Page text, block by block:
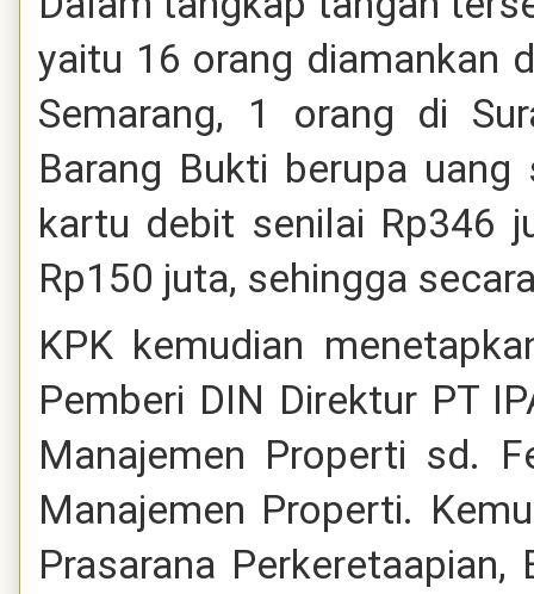
yaitu 16 orang diamankan
Semarang, 1 orang di
Barang Bukti berupa uang
kartu debit senilai Rp346
Rp150 juta, sehingga
KPK kemudian
Pemberi DIN Direktur PT
Manajemen Properti sd.
Manajemen Properti.
Prasarana